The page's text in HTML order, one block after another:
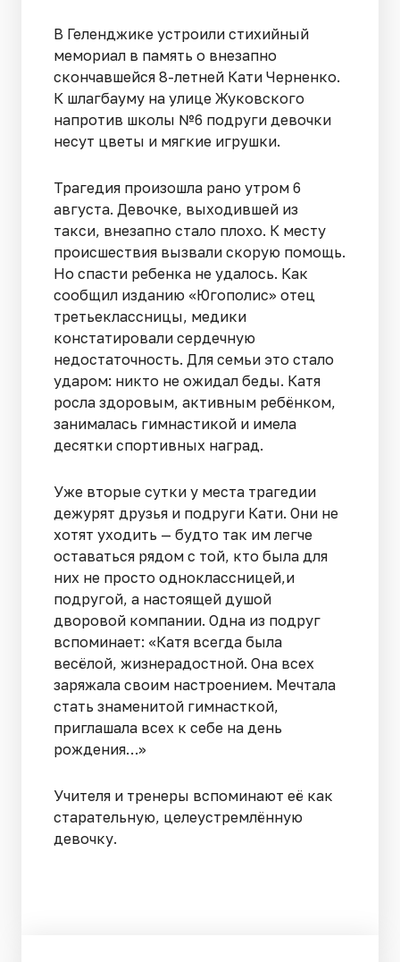
В Геленджике устроили стихийный
мемориал в память о внезапно
скончавшейся 8-летней Кати Черненко.
К шлагбауму на улице Жуковского
напротив школы №6 подруги девочки
несут цветы и мягкие игрушки.
Трагедия произошла рано утром 6
августа. Девочке, выходившей из
такси, внезапно стало плохо. К месту
происшествия вызвали скорую помощь.
Но спасти ребенка не удалось. Как
сообщил изданию «Югополис» отец
третьеклассницы, медики
констатировали сердечную
недостаточность. Для семьи это стало
ударом: никто не ожидал беды. Катя
росла здоровым, активным ребёнком,
занималась гимнастикой и имела
десятки спортивных наград.
Уже вторые сутки у места трагедии
дежурят друзья и подруги Кати. Они не
хотят уходить — будто так им легче
оставаться рядом с той, кто была для
них не просто одноклассницей,и
подругой, а настоящей душой
дворовой компании. Одна из подруг
вспоминает: «Катя всегда была
весёлой, жизнерадостной. Она всех
заряжала своим настроением. Мечтала
стать знаменитой гимнасткой,
приглашала всех к себе на день
рождения…»
Учителя и тренеры вспоминают её как
старательную, целеустремлённую
девочку.